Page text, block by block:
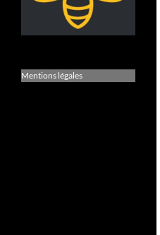
Mentions légales